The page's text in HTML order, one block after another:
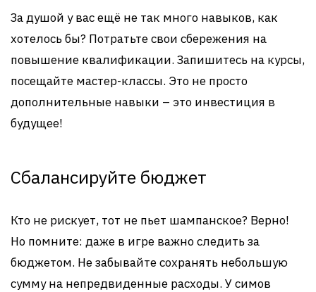
За душой у вас ещё не так много навыков, как
хотелось бы? Потратьте свои сбережения на
повышение квалификации. Запишитесь на курсы,
посещайте мастер-классы. Это не просто
дополнительные навыки – это инвестиция в
будущее!
Сбалансируйте бюджет
Кто не рискует, тот не пьет шампанское? Верно!
Но помните: даже в игре важно следить за
бюджетом. Не забывайте сохранять небольшую
сумму на непредвиденные расходы. У симов